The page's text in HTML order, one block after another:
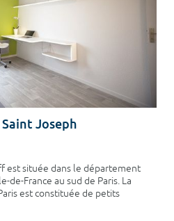
Joseph
est située dans le département
de-France au sud de Paris. La
est constituée de petits